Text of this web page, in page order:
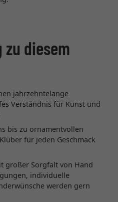
zu diesem
jahrzehntelange
Verständnis für Kunst und
bis zu ornamentvollen
für jeden Geschmack
großer Sorgfalt von Hand
individuelle
werden gern